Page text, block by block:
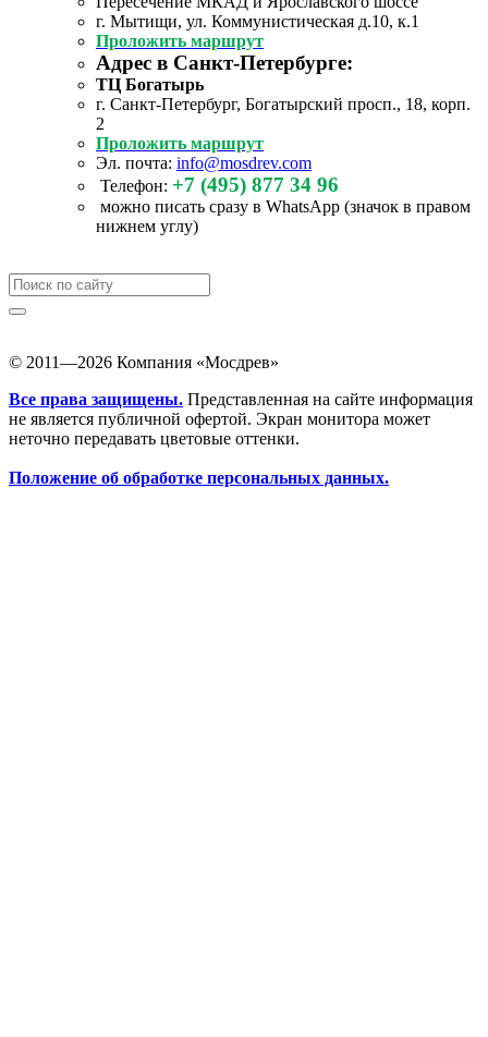
г. Мытищи, ул. Коммунистическая д.10, к.1
Проложить маршрут
Адрес в Санкт-Петербурге:
ТЦ Богатырь
г. Санкт-Петербург, Богатырский просп., 18, корп.
2
Проложить маршрут
Эл. почта: info@mosdrev.com
Телефон: +7 (495) 877 34 96
можно писать сразу в WhatsApp (значок в правом
нижнем углу)
© 2011—2026 Компания «Мосдрев»
Все права защищены. Представленная на сайте информация
не является публичной офертой. Экран монитора может
неточно передавать цветовые оттенки.
Положение об обработке персональных данных.